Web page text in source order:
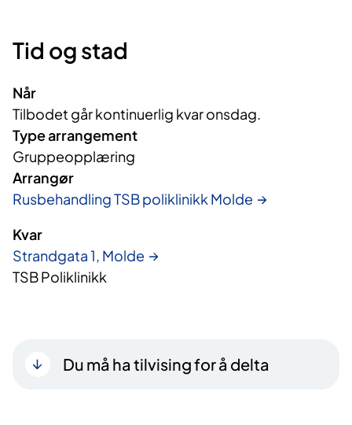
Tid og stad
Når
Tilbodet går kontinuerlig kvar onsdag.
Type arrangement
Gruppeopplæring
Arrangør
Rusbehandling TSB poliklinikk Molde
Kvar
Strandgata 1, Molde
TSB Poliklinikk
Du må ha tilvising for å delta